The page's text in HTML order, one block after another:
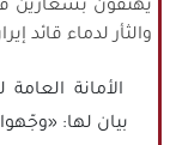
يهتفون بشعارين
والثأر لدماء قائد
الأمانة
بيان لها: